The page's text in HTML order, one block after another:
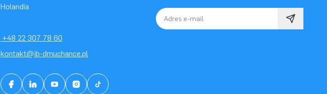
Holandia
+48 22 307 78 60
kontakt@jb-dmuchance.pl
Adres e-mail